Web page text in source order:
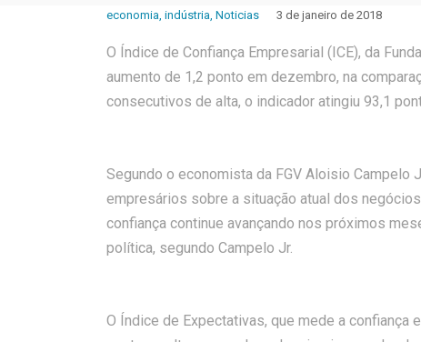
economia, indústria, Noticias 3 de janeiro de 2018
O Índice de Confiança Empresarial (ICE), da
aumento de 1,2 ponto em dezembro, na
consecutivos de alta, o indicador atingiu 93,1
Segundo o economista da FGV Aloisio Campelo
empresários sobre a situação atual dos
confiança continue avançando nos próximos
política, segundo Campelo Jr.
O Índice de Expectativas, que mede a confiança